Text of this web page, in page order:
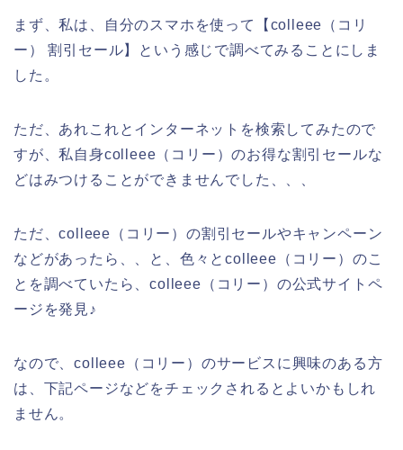
まず、私は、自分のスマホを使って【colleee（コリ
ー） 割引セール】という感じで調べてみることにしま
した。
ただ、あれこれとインターネットを検索してみたので
すが、私自身colleee（コリー）のお得な割引セールな
どはみつけることができませんでした、、、
ただ、colleee（コリー）の割引セールやキャンペーン
などがあったら、、と、色々とcolleee（コリー）のこ
とを調べていたら、colleee（コリー）の公式サイトペ
ージを発見♪
なので、colleee（コリー）のサービスに興味のある方
は、下記ページなどをチェックされるとよいかもしれ
ません。